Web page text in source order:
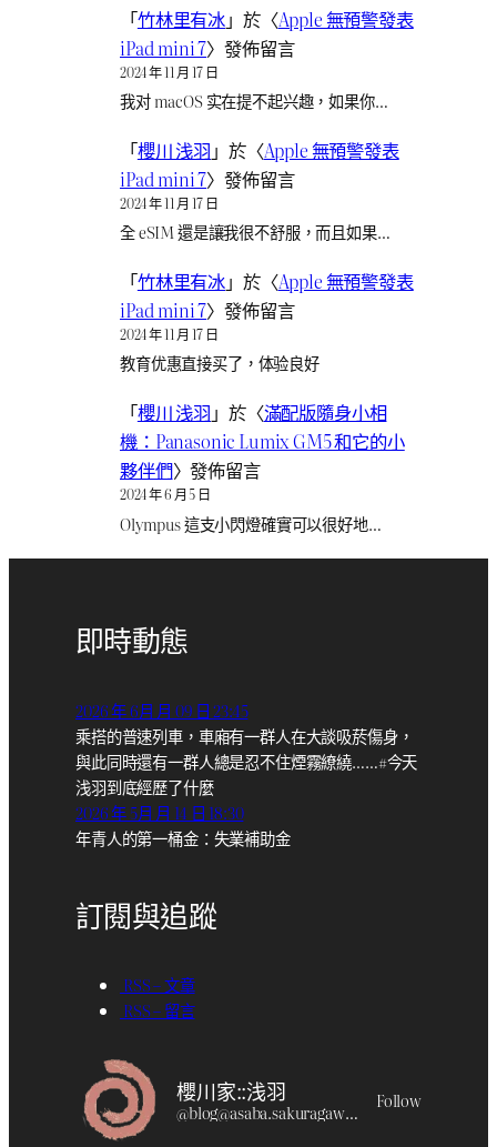
「竹林里有冰」於〈Apple 無預警發表
iPad mini 7〉發佈留言
2024 年 11 月 17 日
我对 macOS 实在提不起兴趣，如果你…
「櫻川 浅羽 」於〈Apple 無預警發表
iPad mini 7〉發佈留言
2024 年 11 月 17 日
全 eSIM 還是讓我很不舒服，而且如果…
「竹林里有冰」於〈Apple 無預警發表
iPad mini 7〉發佈留言
2024 年 11 月 17 日
教育优惠直接买了，体验良好
「櫻川 浅羽 」於〈滿配版隨身小相
機：Panasonic Lumix GM5 和它的小
夥伴們〉發佈留言
2024 年 6 月 5 日
Olympus 這支小閃燈確實可以很好地…
即時動態
2026 年 6月 月 09 日 23:45
乘搭的普速列車，車廂有一群人在大談吸菸傷身，
與此同時還有一群人總是忍不住煙霧繚繞……#今天
浅羽到底經歷了什麼
2026 年 5月 月 14 日 18:30
年青人的第一桶金：失業補助金
訂閱與追蹤
RSS – 文章
RSS – 留言
櫻川家::浅羽
@blog@asaba.sakuragawa.moe Follow